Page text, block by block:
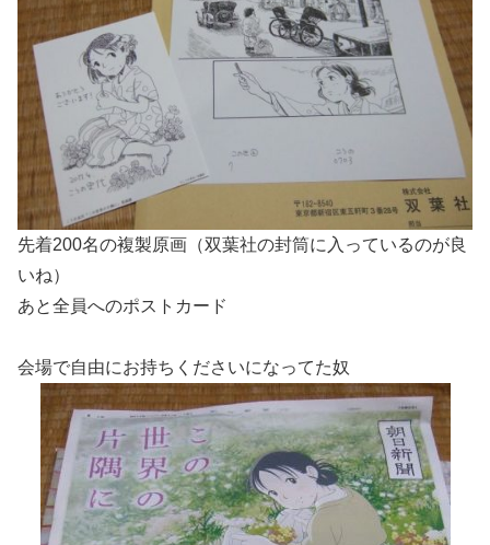
先着200名の複製原画（双葉社の封筒に入っているのが良
いね）
あと全員へのポストカード
会場で自由にお持ちくださいになってた奴